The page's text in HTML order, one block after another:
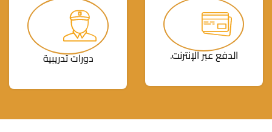
الدفع عبر الإنترنت. دورات تدريبية